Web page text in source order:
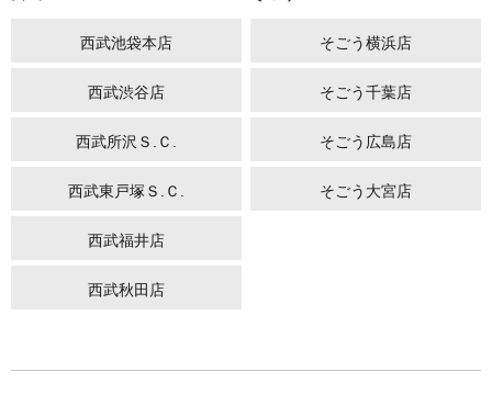
西武池袋本店
西武渋谷店
西武所沢Ｓ.Ｃ.
西武東戸塚Ｓ.Ｃ.
西武福井店
西武秋田店
そごう横浜店
そごう千葉店
そごう広島店
そごう大宮店